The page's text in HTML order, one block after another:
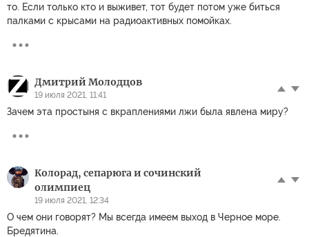
то. Если только кто и выживет, тот будет потом уже биться
палками с крысами на радиоактивных помойках.
Дмитрий Молодцов
19 июля 2021, 11:41
Зачем эта простыня с вкраплениями лжи была явлена миру?
Колорад, сепарюга и сочинский
олимпиец
19 июля 2021, 12:34
О чем они говорят? Мы всегда имеем выход в Черное море.
Бредятина.